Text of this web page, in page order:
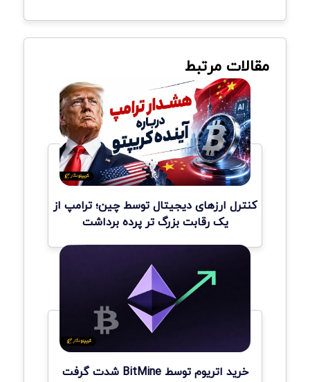
مقالات مرتبط
کنترل ارزهای دیجیتال توسط چین؛ ترامپ از
یک رقابت بزرگ تر پرده برداشت
خرید اتریوم توسط BitMine شدت گرفت